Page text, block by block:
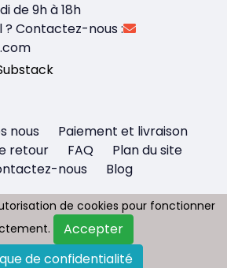
de 9h à 18h
? Contactez-nous :
nous
Paiement et livraison
retour
FAQ
Plan du site
nous
Blog
2026 - Tous droit réservés
Tousbatterie.com
de cookies pour fonctionner
Accepter
de confidentialité
de cookies pour fonctionner
Accepter
de confidentialité